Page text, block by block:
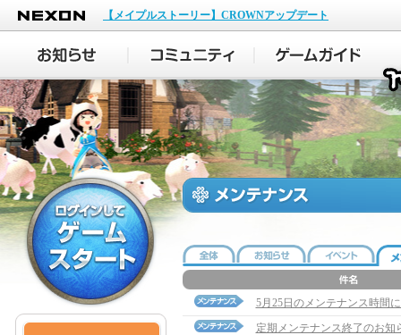
NEXON
【メイプルストーリー】CROWNアップデート
5月25日のメンテナンス時間
定期メンテナンス終了のお知